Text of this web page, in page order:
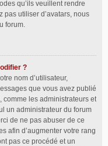
qu’ils veuillent rendre
utiliser d’avatars, nous
forum.
?
nom d’utilisateur,
que vous avez publié
les administrateurs et
un administrateur du forum
de ne pas abuser de ce
afin d’augmenter votre rang
pas ce procédé et un